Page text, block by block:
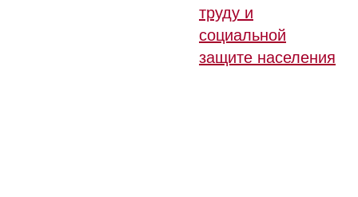
труду и
социальной
защите населения